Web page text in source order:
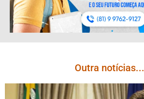
Outra notícias...